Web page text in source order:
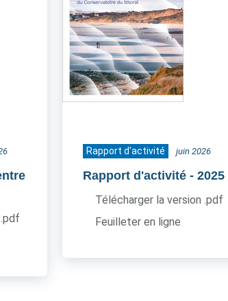
Rapport d'activité juin 2026
Rapport d'activité - 2025
Télécharger la version .pdf
Feuilleter en ligne